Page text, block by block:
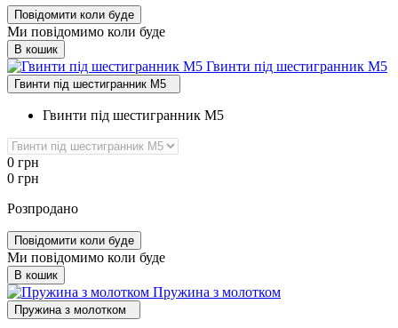
Повідомити коли буде
Ми повідомимо коли буде
В кошик
Гвинти під шестигранник М5
Гвинти під шестигранник М5
Гвинти під шестигранник М5
0 грн
0 грн
Розпродано
Повідомити коли буде
Ми повідомимо коли буде
В кошик
Пружина з молотком
Пружина з молотком